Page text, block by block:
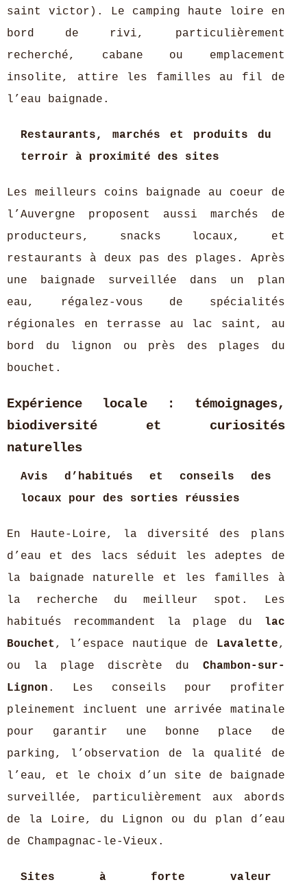
saint victor). Le camping haute loire en
bord de rivi, particulièrement
recherché, cabane ou emplacement
insolite, attire les familles au fil de
l’eau baignade.
Restaurants, marchés et produits du
terroir à proximité des sites
Les meilleurs coins baignade au coeur de
l’Auvergne proposent aussi marchés de
producteurs, snacks locaux, et
restaurants à deux pas des plages. Après
une baignade surveillée dans un plan
eau, régalez-vous de spécialités
régionales en terrasse au lac saint, au
bord du lignon ou près des plages du
bouchet.
Expérience locale : témoignages,
biodiversité et curiosités
naturelles
Avis d’habitués et conseils des
locaux pour des sorties réussies
En Haute-Loire, la diversité des plans
d’eau et des lacs séduit les adeptes de
la baignade naturelle et les familles à
la recherche du meilleur spot. Les
habitués recommandent la plage du lac
Bouchet , l’espace nautique de Lavalette,
ou la plage discrète du Chambon-sur-
Lignon . Les conseils pour profiter
pleinement incluent une arrivée matinale
pour garantir une bonne place de
parking, l’observation de la qualité de
l’eau, et le choix d’un site de baignade
surveillée, particulièrement aux abords
de la Loire, du Lignon ou du plan d’eau
de Champagnac-le-Vieux.
Sites à forte valeur